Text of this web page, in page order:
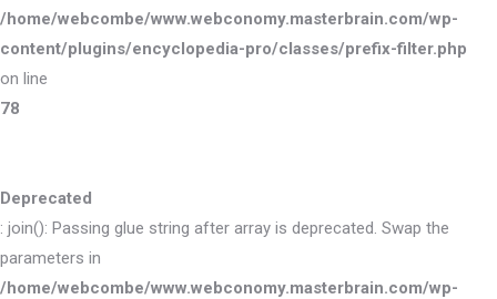
/home/webcombe/www.webconomy.masterbrain.com/wp-
content/plugins/encyclopedia-pro/classes/prefix-filter.php
on line
78
Deprecated
: join(): Passing glue string after array is deprecated. Swap the
parameters in
/home/webcombe/www.webconomy.masterbrain.com/wp-